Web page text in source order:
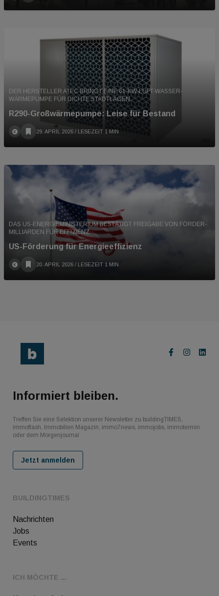
DER HERSTELLER ATEC BRINGT EINE 61-KW-LUFT-WASSER-
WÄRMEPUMPE FÜR DICHTE STADTLAGEN.
R290-Großwärmepumpe: Leise für Bestand
29. APRIL 2026 / LESEZEIT 1 MIN
DAS US-ENERGIEMINISTERIUM BESTÄTIGT FREIGABE VON FÖRDER-
MILLIARDEN FÜR EFFIZIENZ.
US-Förderung für Energieeffizienz
20. APRIL 2026 / LESEZEIT 1 MIN
BUILDINGTIMES
Nachrichten
Jobs
Events
ICH MÖCHTE ...
Informiert bleiben.
Treffen Sie eine Selektion unserer Newsletter zu buildingTIMES,
immoflash, Immobilien Magazin, immo7news, immojobs, immotermin
oder dem Morgenjournal
Jetzt anmelden